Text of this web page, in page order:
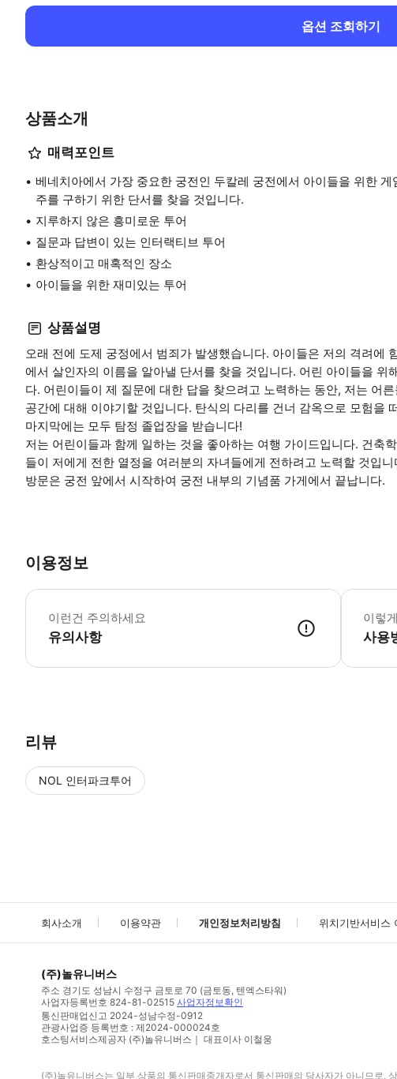
옵션 조회하기
상품소개
매력포인트
베네치아에서 가장 중요한 궁전인 두칼레 궁전에서 아이들을 위한
주를 구하기 위한 단서를 찾을 것입니다.
지루하지 않은 흥미로운 투어
질문과 답변이 있는 인터랙티브 투어
환상적이고 매혹적인 장소
아이들을 위한 재미있는 투어
상품설명
오래 전에 도제 궁정에서 범죄가 발생했습니다. 아이들은 저의 격려에
에서 살인자의 이름을 알아낼 단서를 찾을 것입니다. 어린 아이들을 위
다. 어린이들이 제 질문에 대한 답을 찾으려고 노력하는 동안, 저는 어
공간에 대해 이야기할 것입니다. 탄식의 다리를 건너 감옥으로 모험을
마지막에는 모두 탐정 졸업장을 받습니다!
저는 어린이들과 함께 일하는 것을 좋아하는 여행 가이드입니다. 건축
들이 저에게 전한 열정을 여러분의 자녀들에게 전하려고 노력할 것입니
방문은 궁전 앞에서 시작하여 궁전 내부의 기념품 가게에서 끝납니다.
이용정보
이런건 주의하세요
유의사항
입장료는
이렇
사용
리뷰
NOL 인터파크투어
회사소개 이용약관 개인정보처리방침 위치기반서비스
(주)놀유니버스
주소 경기도 성남시 수정구 금토로 70 (금토동, 텐엑스타워)
사업자등록번호 824-81-02515 사업자정보확인
통신판매업신고 2024-성남수정-0912
관광사업증 등록번호 : 제2024-000024호
호스팅서비스제공자 (주)놀유니버스｜ 대표이사 이철웅
(주)놀유니버스는 일부 상품의 통신판매중개자로서 통신판매의 당사자가 아니므로,